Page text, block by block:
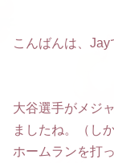
こんばんは、Jay
大谷選手がメジ
ましたね。（し
ホームランを打